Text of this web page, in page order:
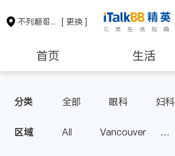
不列颠哥伦比亚省 [ 更换 ]
首页 生活
保险理财 房地产租售
分类 全部 眼科
妇科
医生-其它
医美
区域 All
Vancouver